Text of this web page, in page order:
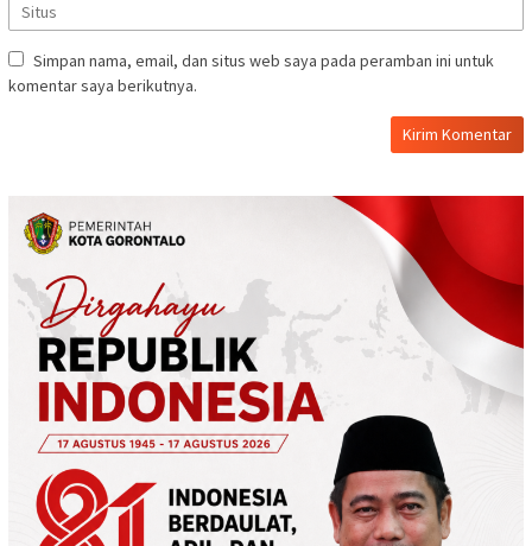
Simpan nama, email, dan situs web saya pada peramban ini untuk
komentar saya berikutnya.